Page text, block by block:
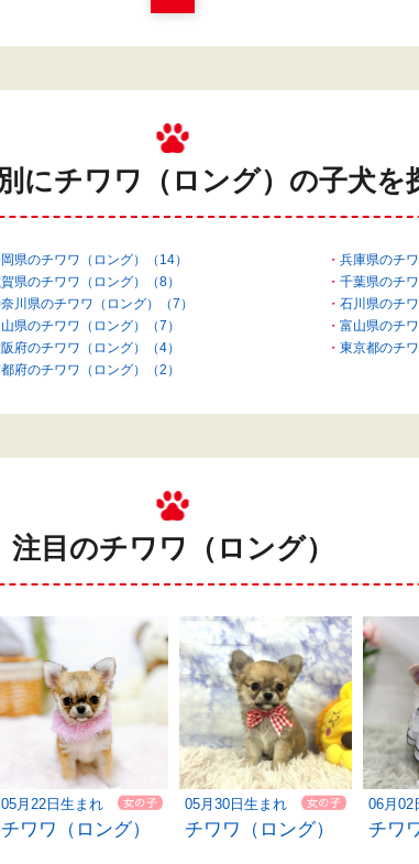
にチワワ（ロング）の子犬を
県のチワワ（ロング）（14）
兵庫県のチ
県のチワワ（ロング）（8）
千葉県のチ
川県のチワワ（ロング）（7）
石川県のチ
山県のチワワ（ロング）（7）
富山県のチ
府のチワワ（ロング）（4）
東京都のチ
府のチワワ（ロング）（2）
注目のチワワ（ロング）
05月22日生まれ
チワワ（ロング）
05月30日生まれ
チワワ（ロング）
06月02
チワ